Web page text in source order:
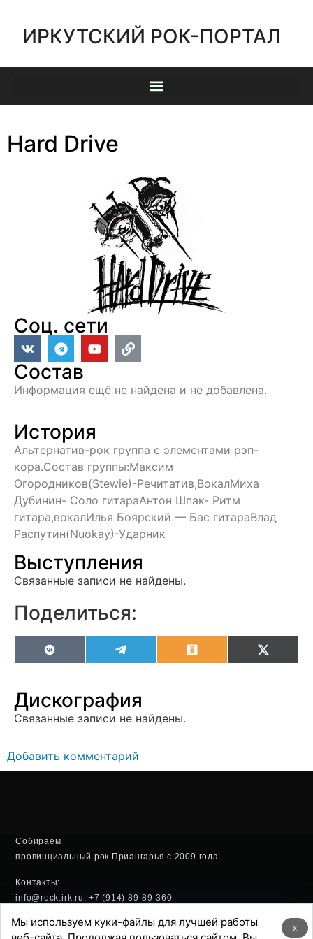
ИРКУТСКИЙ РОК-ПОРТАЛ
Hard Drive
Соц. сети
Состав
Информация ещё не найдена и не добавлена.
История
Альтернатив-рок группа с элементами рэп-
кора.Состав группы:Максим
Огородников(Stewie)-Речитатив,ВокалМиха
Дубинин- Cоло гитараАнтон Шпак- Ритм
гитара,вокалИлья Боярский — Бас гитараВлад
Распутин(Nuokay)-Ударник
Выступления
Связанные записи не найдены.
Поделиться:
VK OdnoklassnikiX
Дискография
Связанные записи не найдены.
Добавить комментарий
Собираем
провинциальный рок Приангарья с 2009 года.
Контакты:
info@rock.irk.ru, +7 (914) 89-89-360
Политика конфиденциальности x
Мы используем куки-файлы для лучшей работы